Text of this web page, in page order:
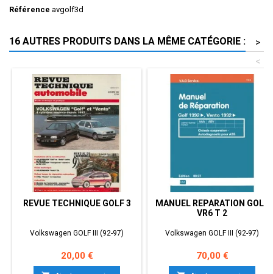
Référence avgolf3d
16 AUTRES PRODUITS DANS LA MÊME CATÉGORIE :
>
<
REVUE TECHNIQUE GOLF 3
Volkswagen GOLF III (92-97)
Prix
20,00 €
MANUEL REPARATION GOLF
VR6 T 2
Volkswagen GOLF III (92-97)
Prix
70,00 €